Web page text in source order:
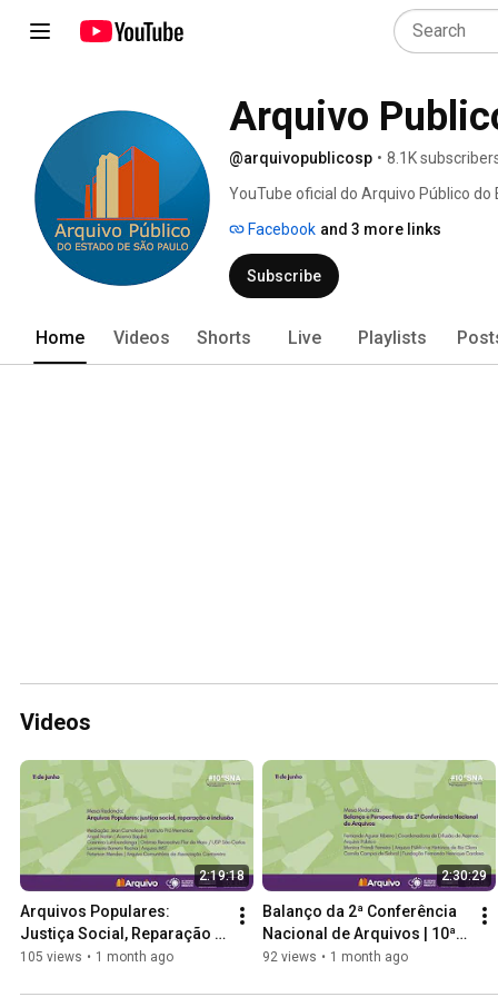
Arquivo
@arquivopublicosp • 8.1K
YouTube oficial do Arquivo Público do
Facebook and 3 more links
Subscribe
Home Videos Shorts Live Playlists
Videos
2:19:18
Arquivos Populares:
Justiça Social, Reparação e
Inclusão | 10ª Semana
105 views • 1 month ago
2:30:29
Balanço da 2ª Conferência
Nacional de Arquivos | 10ª
Semana Nacional de
92 views • 1 month ago